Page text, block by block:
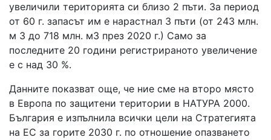
увеличили територията си близо 2 пъти. За период
от 60 г. запасът им e нарастнал 3 пъти (от 243 млн.
м 3 до 718 млн. м3 през 2020 г.) Само за
последните 20 години регистрираното увеличение
е с над 30 %.
Данните показват още, че ние сме на второ място
в Европа по защитени територии в НАТУРА 2000.
България е изпълнила всички цели на Стратегията
на ЕС за горите 2030 г. по отношение опазването